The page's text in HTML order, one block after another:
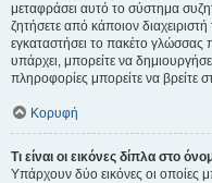
μεταφράσει αυτό το σύστημα
ζητήσετε από κάποιον
εγκαταστήσει το πακέτο γλώσσας
υπάρχει, μπορείτε να
πληροφορίες μπορείτε να βρείτε
Κορυφή
Τι είναι οι εικόνες δίπλα στο
Υπάρχουν δύο εικόνες οι οποίες